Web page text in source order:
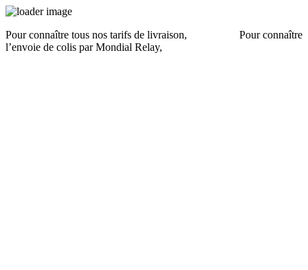
Pour connaître tous nos tarifs de livraison,
Pour connaître
l’envoie de colis par Mondial Relay,